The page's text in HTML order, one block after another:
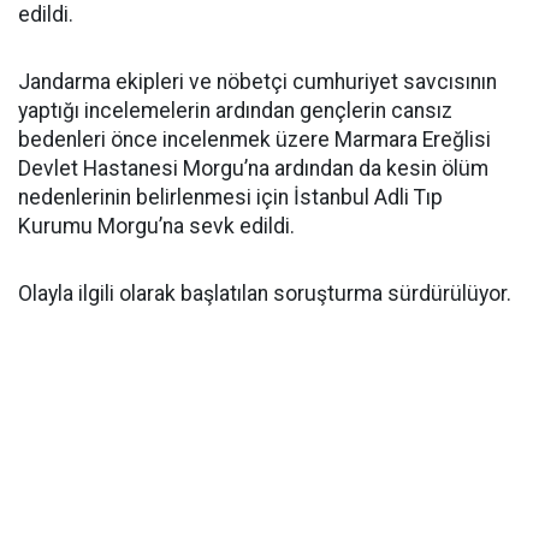
edildi.
Jandarma ekipleri ve nöbetçi cumhuriyet savcısının
yaptığı incelemelerin ardından gençlerin cansız
bedenleri önce incelenmek üzere Marmara Ereğlisi
Devlet Hastanesi Morgu’na ardından da kesin ölüm
nedenlerinin belirlenmesi için İstanbul Adli Tıp
Kurumu Morgu’na sevk edildi.
Olayla ilgili olarak başlatılan soruşturma sürdürülüyor.